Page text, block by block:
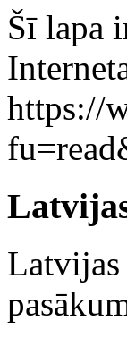
Šī lapa
https://
Latvijas